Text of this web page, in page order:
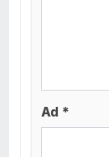
Ad *